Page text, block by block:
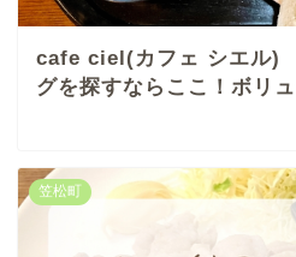
cafe ciel(カフェ シエル)
グを探すならここ！ボリ
笠松町